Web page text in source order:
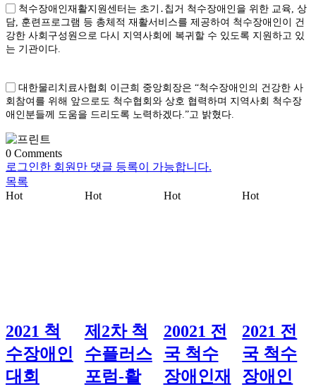
▢ 척수장애인재활지원센터는 초기․칩거 척수장애인을 위한 교육, 상
담, 훈련프로그램 등 총체적 재활서비스를 제공하여 척수장애인이 건
강한 사회구성원으로 다시 지역사회에 복귀할 수 있도록 지원하고 있
는 기관이다.
▢ 대한물리치료사협회 이근희 중앙회장은 “척수장애인의 건강한 사
회참여를 위해 앞으로도 척수협회와 상호 협력하며 지역사회 척수장
애인분들께 도움을 드리도록 노력하겠다.”고 밝혔다.
0 Comments
로그인한 회원만 댓글 등록이 가능합니다.
목록
Hot
2021 척
수장애인
대회
Hot
제2차 척
수플러스
포럼-활
Hot
20021 전
국 척수
장애인재
Hot
2021 전
국 척수
장애인